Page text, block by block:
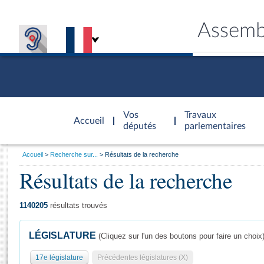
Accueil
d'accueil
Vos
députés
Travaux
parlementaires
Général
Vous
Accueil Recherche sur... Résultats de la recherche
Résultats de la recherche
1140205 résultats trouvés
LÉGISLATURE (Cliquez sur l'un des boutons pour faire un choix)
17e législature Précédentes législatures (X)